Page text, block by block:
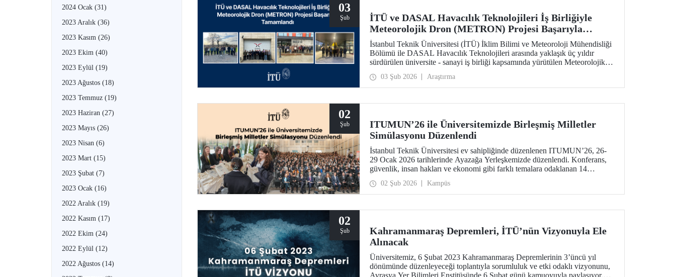
2024 Ocak (31)
2023 Aralık (36)
2023 Kasım (26)
2023 Ekim (40)
2023 Eylül (19)
2023 Ağustos (18)
2023 Temmuz (19)
2023 Haziran (27)
2023 Mayıs (26)
2023 Nisan (6)
2023 Mart (15)
2023 Şubat (7)
2023 Ocak (16)
2022 Aralık (19)
2022 Kasım (17)
2022 Ekim (24)
2022 Eylül (12)
2022 Ağustos (14)
03
Şub
İTÜ ve DASAL Havacılık Teknolojileri İş Birliğiyle
Meteorolojik Dron (METRON) Projesi Başarıyla
Tamamlandı
İstanbul Teknik Üniversitesi (İTÜ) İklim Bilimi ve Meteoroloji Mühendisliği
Bölümü ile DASAL Havacılık Teknolojileri arasında yaklaşık üç yıldır
sürdürülen üniversite - sanayi iş birliği kapsamında yürütülen Meteorolojik
yönelik teorik ve uygulamalı eğitimler 26-30 Ocak arasında gerçekleştirildi.
03 Şub 2026 Araştırma
02
Şub
ITUMUN’26 ile Üniversitemizde Birleşmiş Milletler
Simülasyonu Düzenlendi
İstanbul Teknik Üniversitesi ev sahipliğinde düzenlenen ITUMUN’26, 26-
29 Ocak 2026 tarihlerinde Ayazağa Yerleşkemizde düzenlendi. Konferans,
güvenlik, insan hakları ve ekonomi gibi farklı temalara odaklanan 14
bir Birleşmiş Milletler simülasyonu deneyimi sundu.
02 Şub 2026 Kampüs
02
Şub
Kahramanmaraş Depremleri, İTÜ’nün Vizyonuyla Ele
Alınacak
Üniversitemiz, 6 Şubat 2023 Kahramanmaraş Depremlerinin 3’üncü yıl
dönümünde düzenleyeceği toplantıyla sorumluluk ve etki odaklı vizyonunu,
Avrasya Yer Bilimleri Enstitüsünde 6 Şubat günü kamuoyuyla paylaşıyor.